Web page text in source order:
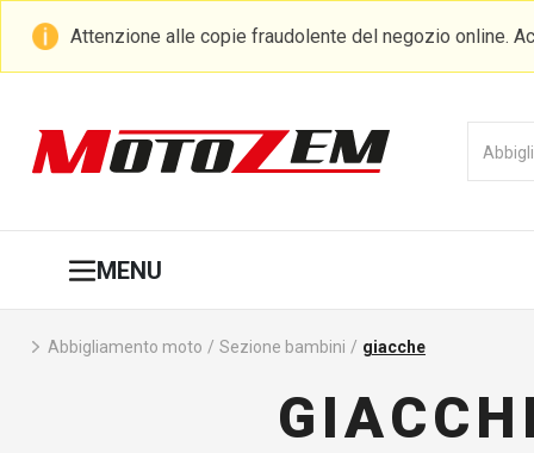
Attenzione alle copie fraudolente del negozio online.
MENU
Abbigliamento moto / Sezione bambini / giacche